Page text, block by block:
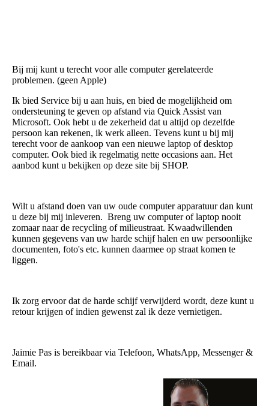
Bij mij kunt u terecht voor alle computer gerelateerde
problemen. (geen Apple)
Ik bied Service bij u aan huis, en bied de mogelijkheid om
ondersteuning te geven op afstand via Quick Assist van
Microsoft. Ook hebt u de zekerheid dat u altijd op dezelfde
persoon kan rekenen, ik werk alleen. Tevens kunt u bij mij
terecht voor de aankoop van een nieuwe laptop of desktop
computer. Ook bied ik regelmatig nette occasions aan. Het
aanbod kunt u bekijken op deze site bij SHOP.
Wilt u afstand doen van uw oude computer apparatuur dan kunt
u deze bij mij inleveren. Breng uw computer of laptop nooit
zomaar naar de recycling of milieustraat. Kwaadwillenden
kunnen gegevens van uw harde schijf halen en uw persoonlijke
documenten, foto's etc. kunnen daarmee op straat komen te
liggen.
Ik zorg ervoor dat de harde schijf verwijderd wordt, deze kunt u
retour krijgen of indien gewenst zal ik deze vernietigen.
Jaimie Pas is bereikbaar via Telefoon, WhatsApp, Messenger &
Email.